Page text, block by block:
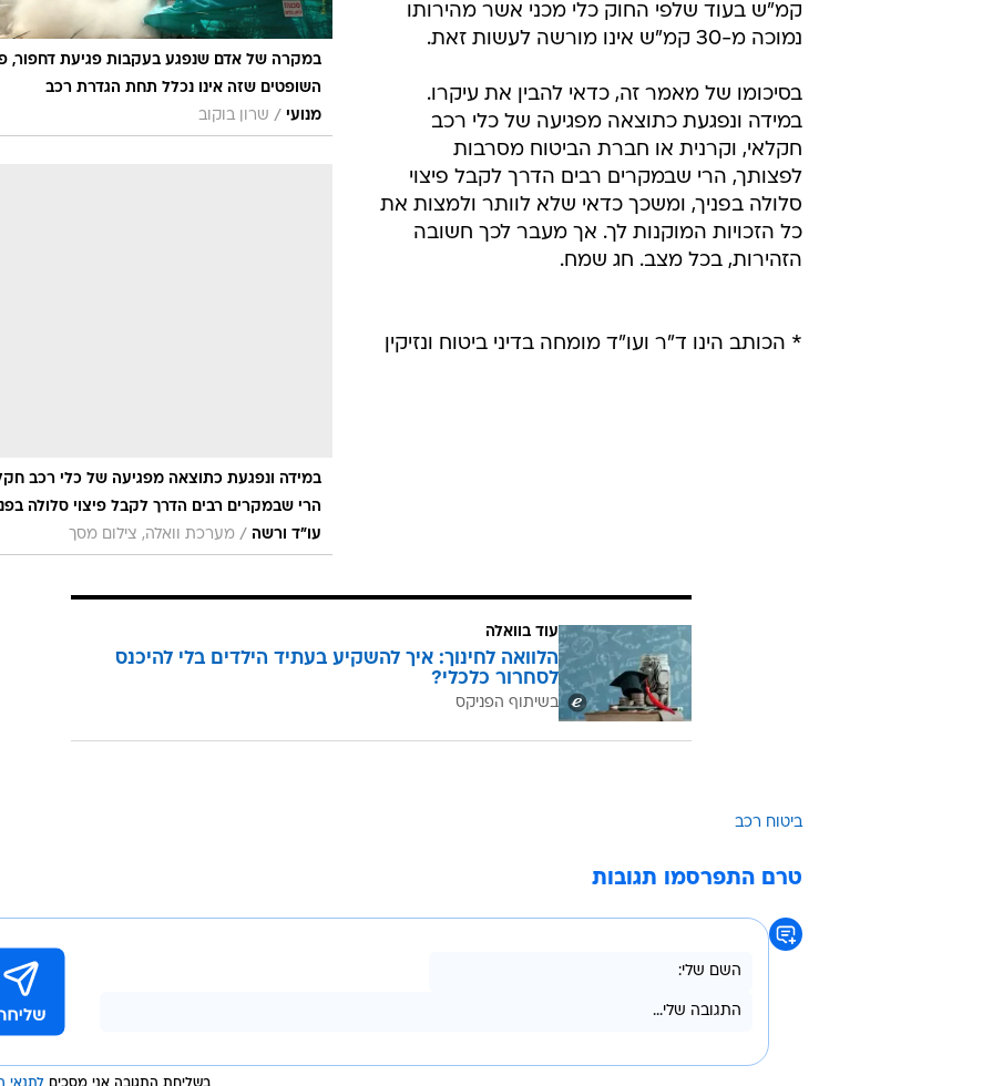
במקרה של אדם שנפגע בעקבות פגיעת דחפור,
השופטים שזה אינו נכלל תחת הגדרת רכב
מנועי / שרון בוקוב
במידה ונפגעת כתוצאה מפגיעה של כלי רכב
הרי שבמקרים רבים הדרך לקבל פיצוי סלולה
עו"ד ורשה / מערכת וואלה, צילום מסך
קמ"ש בעוד שלפי החוק כלי מכני אשר מהירותו
נמוכה מ-30 קמ"ש אינו מורשה לעשות זאת.
בסיכומו של מאמר זה, כדאי להבין את עיקרו.
במידה ונפגעת כתוצאה מפגיעה של כלי רכב
חקלאי, וקרנית או חברת הביטוח מסרבות
לפצותך, הרי שבמקרים רבים הדרך לקבל פיצוי
סלולה בפניך, ומשכך כדאי שלא לוותר ולמצות את
כל הזכויות המוקנות לך. אך מעבר לכך חשובה
הזהירות, בכל מצב. חג שמח.
* הכותב הינו ד"ר ועו"ד מומחה בדיני ביטוח ונזיקין
עוד בוואלה
הלוואה לחינוך: איך להשקיע בעתיד הילדים בלי להיכנס
לסחרור כלכלי?
בשיתוף הפניקס
ביטוח רכב
טרם התפרסמו תגובות